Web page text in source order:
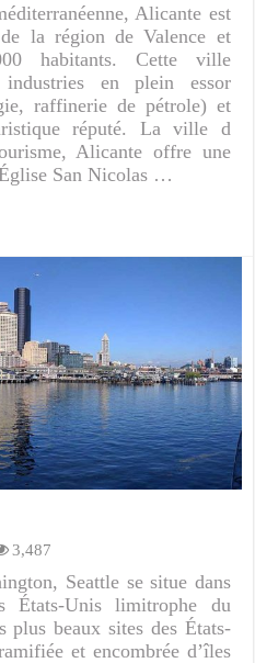
Alicante est
la région de Valence et
habitants. Cette ville
industries en plein essor
raffinerie de pétrole) et
réputé. La ville d
Alicante offre une
San Nicolas …
3,487
Seattle se situe dans
États-Unis limitrophe du
plus beaux sites des États-
et encombrée d’îles